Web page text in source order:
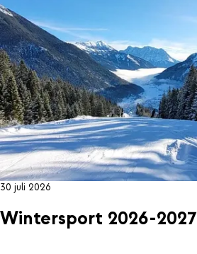
30 juli 2026
Wintersport 2026-2027